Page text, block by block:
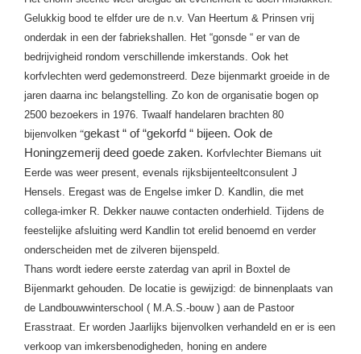
Gelukkig bood te elfder ure de n.v. Van Heertum & Prinsen vrij
onderdak in een der fabriekshallen. Het “gonsde “ er van de
bedrijvigheid rondom verschillende imkerstands. Ook het
korfvlechten werd gedemonstreerd. Deze bijenmarkt groeide in de
jaren daarna inc belangstelling. Zo kon de organisatie bogen op
2500 bezoekers in 1976. Twaalf handelaren brachten 80
bijenvolken “gekast “ of “gekorfd “ bijeen. Ook de
Honingzemerij deed goede zaken. Korfvlechter Biemans uit
Eerde was weer present, evenals rijksbijenteeltconsulent J
Hensels. Eregast was de Engelse imker D. Kandlin, die met
collega-imker R. Dekker nauwe contacten onderhield. Tijdens de
feestelijke afsluiting werd Kandlin tot erelid benoemd en verder
onderscheiden met de zilveren bijenspeld.
Thans wordt iedere eerste zaterdag van april in Boxtel de
Bijenmarkt gehouden. De locatie is gewijzigd: de binnenplaats van
de Landbouwwinterschool ( M.A.S.-bouw ) aan de Pastoor
Erasstraat. Er worden Jaarlijks bijenvolken verhandeld en er is een
verkoop van imkersbenodigheden, honing en andere